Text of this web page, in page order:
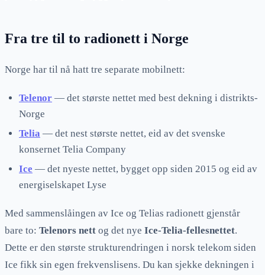
Fra tre til to radionett i Norge
Norge har til nå hatt tre separate mobilnett:
Telenor — det største nettet med best dekning i distrikts-
Norge
Telia — det nest største nettet, eid av det svenske
konsernet Telia Company
Ice — det nyeste nettet, bygget opp siden 2015 og eid av
energiselskapet Lyse
Med sammenslåingen av Ice og Telias radionett gjenstår
bare to: Telenors nett og det nye Ice-Telia-fellesnettet.
Dette er den største strukturendringen i norsk telekom siden
Ice fikk sin egen frekvenslisens. Du kan sjekke dekningen i